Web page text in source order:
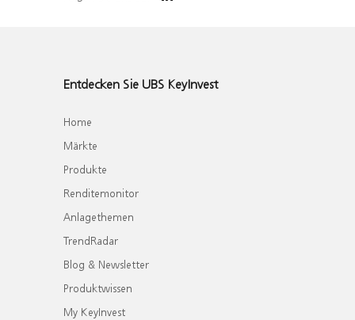
Entdecken Sie UBS KeyInvest
Home
Märkte
Produkte
Renditemonitor
Anlagethemen
TrendRadar
Blog & Newsletter
Produktwissen
My KeyInvest